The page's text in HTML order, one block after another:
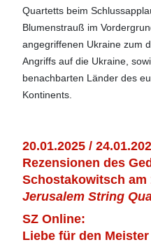
Quartetts beim
Blumenstrauß im
angegriffenen Ukraine zum
Angriffs auf die Ukraine,
benachbarten Länder des
Kontinents.
20.01.2025 /
Rezensionen des
Schostakowitsch am
Jerusalem String
SZ Online:
Liebe für den